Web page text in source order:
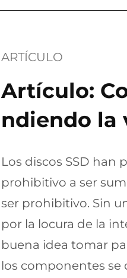
ARTÍCULO
Artículo:
ndiendo la
Los discos SSD han
prohibitivo a ser
ser prohibitivo. Sin
por la locura de la
buena idea tomar
los componentes se